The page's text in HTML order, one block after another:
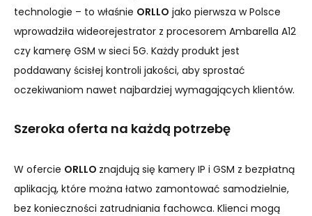
technologie – to właśnie ORLLO jako pierwsza w Polsce
wprowadziła wideorejestrator z procesorem Ambarella A12
czy kamerę GSM w sieci 5G. Każdy produkt jest
poddawany ścisłej kontroli jakości, aby sprostać
oczekiwaniom nawet najbardziej wymagających klientów.
Szeroka oferta na każdą potrzebę
W ofercie ORLLO znajdują się kamery IP i GSM z bezpłatną
aplikacją, które można łatwo zamontować samodzielnie,
bez konieczności zatrudniania fachowca. Klienci mogą